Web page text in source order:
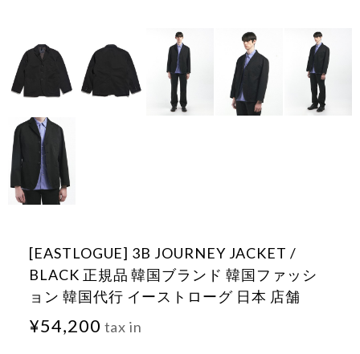
[EASTLOGUE] 3B JOURNEY JACKET /
BLACK 正規品 韓国ブランド 韓国ファッシ
ョン 韓国代行 イーストローグ 日本 店舗
¥54,200 tax in